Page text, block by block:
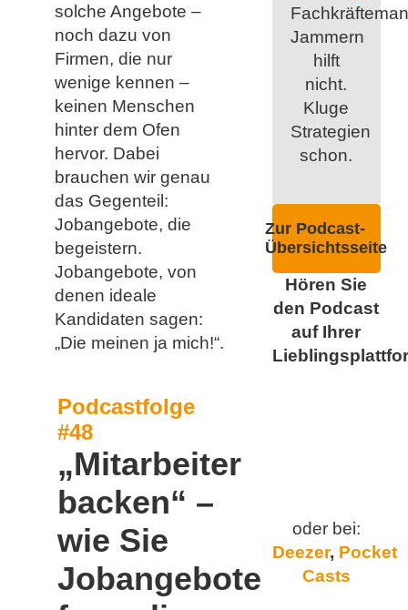
solche Angebote –
noch dazu von
Firmen, die nur
wenige kennen –
keinen Menschen
hinter dem Ofen
hervor. Dabei
brauchen wir genau
das Gegenteil:
Jobangebote, die
begeistern.
Jobangebote, von
denen ideale
Kandidaten sagen:
„Die meinen ja mich!“.
Podcastfolge
#48
„Mitarbeiter
backen“ –
wie Sie
Jobangebote
Jammern
hilft
nicht.
Kluge
Strategien
schon.
Zur Podcast-
Übersichtsseite
Hören Sie
den Podcast
auf Ihrer
oder bei:
Deezer, Pocket
Casts